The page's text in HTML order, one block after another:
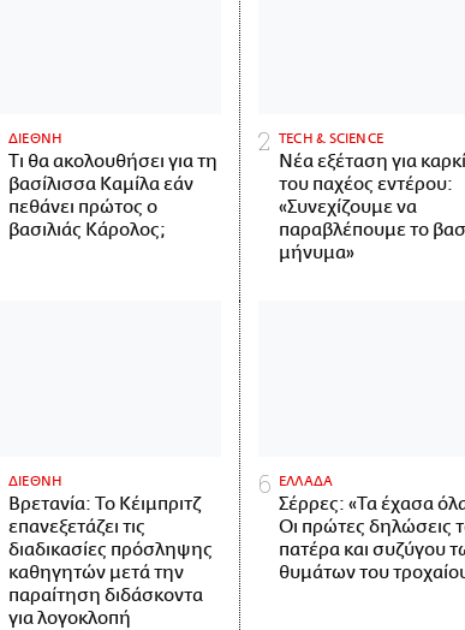
ΔΙΕΘΝΗ
Τι θα ακολουθήσει για τη
βασίλισσα Καμίλα εάν
πεθάνει πρώτος ο
βασιλιάς Κάρολος;
ΤECH & SCIENCE
Νέα εξέταση για
του παχέος εντέρου:
«Συνεχίζουμε να
παραβλέπουμε το
μήνυμα»
ΔΙΕΘΝΗ
Βρετανία: Το Κέιμπριτζ
επανεξετάζει τις
διαδικασίες πρόσληψης
καθηγητών μετά την
παραίτηση διδάσκοντα
για λογοκλοπή
ΕΛΛΑΔΑ
Σέρρες: «Τα έχασα
Οι πρώτες δηλώσεις
πατέρα και συζύγου
θυμάτων του